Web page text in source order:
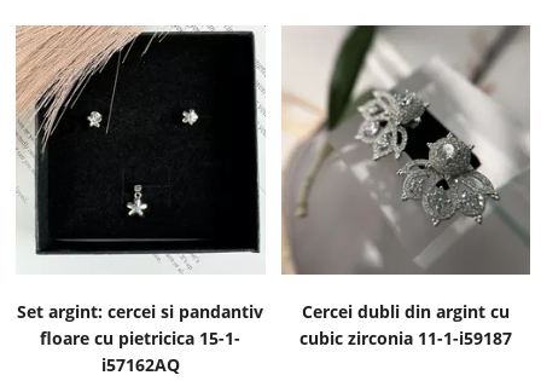
Set argint: cercei si pandantiv
floare cu pietricica 15-1-
i57162AQ
Cercei dubli din argint cu
cubic zirconia 11-1-i59187